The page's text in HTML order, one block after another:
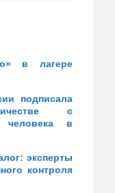
в лагере
подписала
с
человека в
эксперты
контроля